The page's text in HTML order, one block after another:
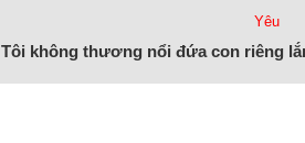
Yêu
Tôi không thương nổi đứa con riêng